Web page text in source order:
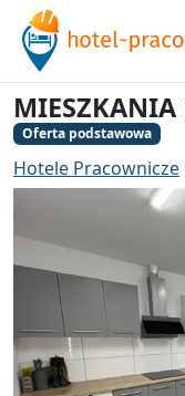
MIESZKANIA
Oferta podstawowa
Hotele Pracownicze